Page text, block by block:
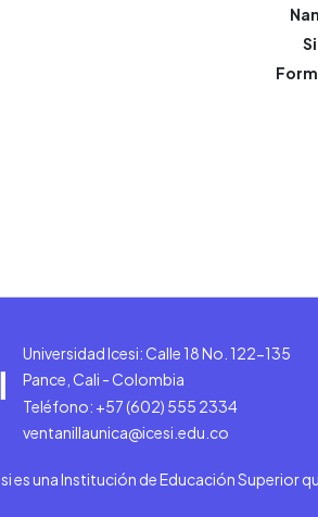
Universidad Icesi: Calle 18 No. 122-135
Pance, Cali - Colombia
Teléfono: +57 (602) 555 2334
ventanillaunica@icesi.edu.co
es una Institución de Educación Superior